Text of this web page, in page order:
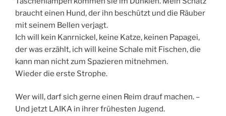
braucht einen Hund, der ihn beschützt und die Räuber
mit seinem Bellen verjagt.
Ich will kein Kanrnickel, keine Katze, keinen Papagei,
der was erzählt, ich will keine Schale mit Fischen, die
kann man nicht zum Spazieren mitnehmen.
Wieder die erste Strophe.
Wer will, darf sich gerne einen Reim drauf machen. –
Und jetzt LAIKA in ihrer frühesten Jugend.